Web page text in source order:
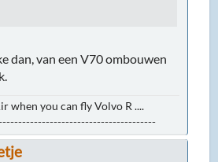
dan, van een V70 ombouwen
when you can fly Volvo R ....